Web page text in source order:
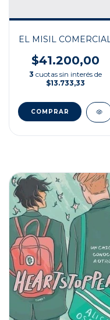
EL MISIL COMERCIAL
$41.200,00
3 cuotas sin interés de
$13.733,33